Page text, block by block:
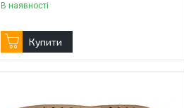
В наявності
Купити